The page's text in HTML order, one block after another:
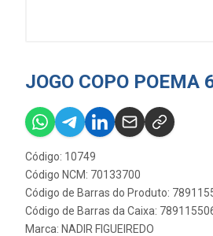
JOGO COPO POEMA
Código: 10749
Código NCM: 70133700
Código de Barras do Produto:
Código de Barras da Caixa:
Marca: NADIR FIGUEIREDO